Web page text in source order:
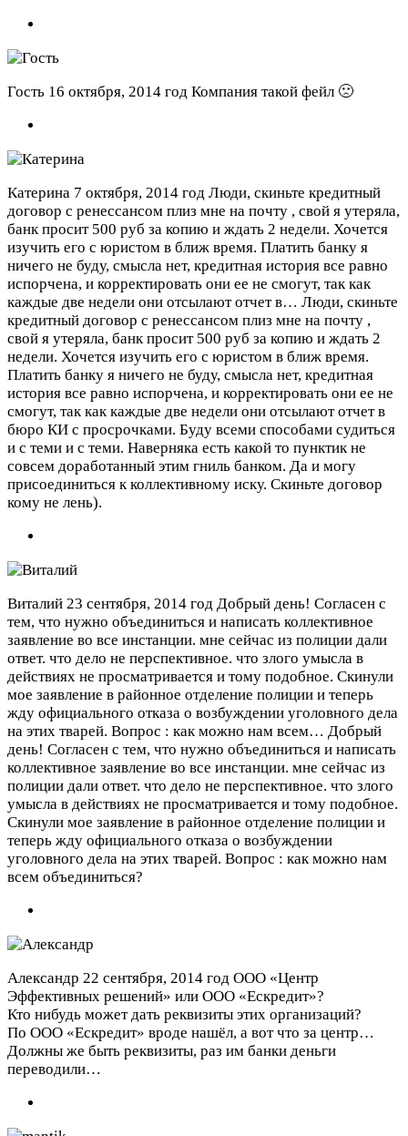
Гость 16 октября, 2014 год Компания такой фейл 🙁
Катерина 7 октября, 2014 год Люди, скиньте кредитный
договор с ренессансом плиз мне на почту , свой я утеряла,
банк просит 500 руб за копию и ждать 2 недели. Хочется
изучить его с юристом в ближ время. Платить банку я
ничего не буду, смысла нет, кредитная история все равно
испорчена, и корректировать они ее не смогут, так как
каждые две недели они отсылают отчет в… Люди, скиньте
кредитный договор с ренессансом плиз мне на почту ,
свой я утеряла, банк просит 500 руб за копию и ждать 2
недели. Хочется изучить его с юристом в ближ время.
Платить банку я ничего не буду, смысла нет, кредитная
история все равно испорчена, и корректировать они ее не
смогут, так как каждые две недели они отсылают отчет в
бюро КИ с просрочками. Буду всеми способами судиться
и с теми и с теми. Наверняка есть какой то пунктик не
совсем доработанный этим гниль банком. Да и могу
присоединиться к коллективному иску. Скиньте договор
кому не лень).
Виталий 23 сентября, 2014 год Добрый день! Согласен с
тем, что нужно объединиться и написать коллективное
заявление во все инстанции. мне сейчас из полиции дали
ответ. что дело не перспективное. что злого умысла в
действиях не просматривается и тому подобное. Скинули
мое заявление в районное отделение полиции и теперь
жду официального отказа о возбуждении уголовного дела
на этих тварей. Вопрос : как можно нам всем… Добрый
день! Согласен с тем, что нужно объединиться и написать
коллективное заявление во все инстанции. мне сейчас из
полиции дали ответ. что дело не перспективное. что злого
умысла в действиях не просматривается и тому подобное.
Скинули мое заявление в районное отделение полиции и
теперь жду официального отказа о возбуждении
уголовного дела на этих тварей. Вопрос : как можно нам
всем объединиться?
Александр 22 сентября, 2014 год ООО «Центр
Эффективных решений» или ООО «Ескредит»?
Кто нибудь может дать реквизиты этих организаций?
По ООО «Ескредит» вроде нашёл, а вот что за центр…
Должны же быть реквизиты, раз им банки деньги
переводили…